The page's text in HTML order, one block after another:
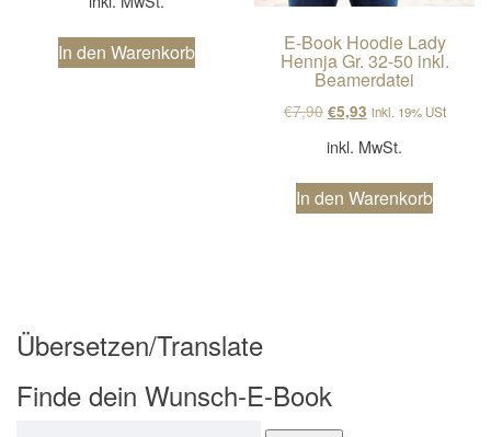
In den Warenkorb E-Book Hoodie Lady
Hennja Gr. 32-50 inkl.
Beamerdatei
€7,90 Ursprünglicher Preis
€5,93Aktueller Preis
inkl. 19% USt
inkl. MwSt.
In den Warenkorb
Übersetzen/Translate
Finde dein Wunsch-E-Book